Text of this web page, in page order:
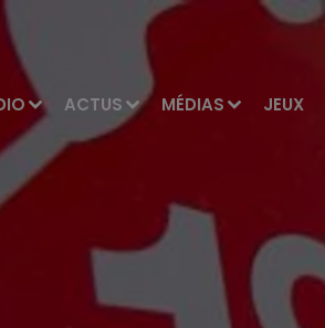
ACTUS MÉDIAS JEUX